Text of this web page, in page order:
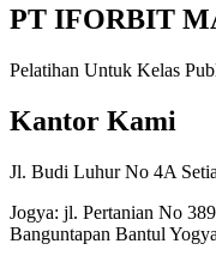
PT IFORBIT
Pelatihan Untuk Kelas
Kantor Kami
Jl. Budi Luhur No 4A
Jogya: jl. Pertanian No
Banguntapan Bantul